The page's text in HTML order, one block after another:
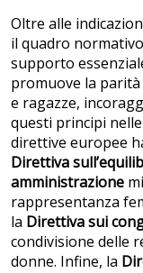
Oltre alle
il quadro
supporto
promuove la parità
e ragazze,
questi principi
direttive europee
Direttiva
amministrazione
rappresentanza
la Direttiva sui
condivisione delle
donne. Infine, la